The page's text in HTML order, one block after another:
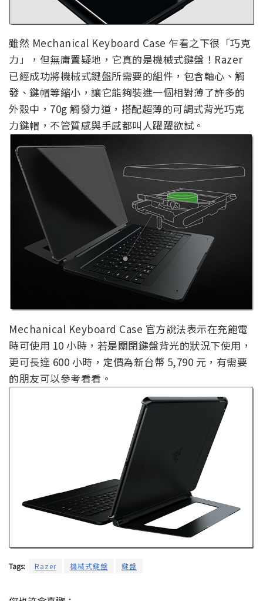
雖然 Mechanical Keyboard Case 乍看之下很「巧克
力」，但無庸置疑地，它真的是機械式鍵盤！Razer
已經成功將機械式鍵盤所需要的組件，包含軸心、觸
發、鍵帽等縮小，讓它能夠裝進一個相對薄了許多的
外殼中，70g 觸發力道，搭配超薄的可調式背光巧克
力鍵帽，不管質感與手感都叫人躍躍欲試。
Mechanical Keyboard Case 官方說法表示在充飽電
時可使用 10 小時，若是關閉鍵盤背光的狀況下使用，
更可長達 600 小時，定價為新台幣 5,790 元，有需要
的朋友可以參考看看。
Tags: Razer 機械式鍵盤 鍵盤